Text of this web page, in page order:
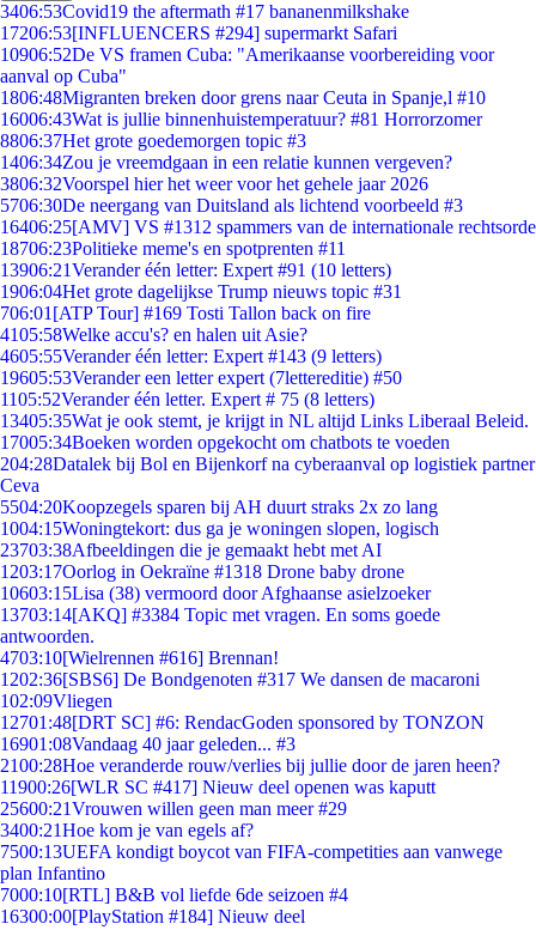
3406:53Covid19 the aftermath #17 bananenmilkshake
17206:53[INFLUENCERS #294] supermarkt Safari
10906:52De VS framen Cuba: "Amerikaanse voorbereiding voor
aanval op Cuba"
1806:48Migranten breken door grens naar Ceuta in Spanje,l #10
16006:43Wat is jullie binnenhuistemperatuur? #81 Horrorzomer
8806:37Het grote goedemorgen topic #3
1406:34Zou je vreemdgaan in een relatie kunnen vergeven?
3806:32Voorspel hier het weer voor het gehele jaar 2026
5706:30De neergang van Duitsland als lichtend voorbeeld #3
16406:25[AMV] VS #1312 spammers van de internationale rechtsorde
18706:23Politieke meme's en spotprenten #11
13906:21Verander één letter: Expert #91 (10 letters)
1906:04Het grote dagelijkse Trump nieuws topic #31
706:01 [ATP Tour] #169 Tosti Tallon back on fire
4105:58Welke accu's? en halen uit Asie?
4605:55Verander één letter: Expert #143 (9 letters)
19605:53Verander een letter expert (7lettereditie) #50
1105:52Verander één letter. Expert # 75 (8 letters)
13405:35Wat je ook stemt, je krijgt in NL altijd Links Liberaal Beleid.
17005:34Boeken worden opgekocht om chatbots te voeden
204:28Datalek bij Bol en Bijenkorf na cyberaanval op logistiek partner
Ceva
5504:20Koopzegels sparen bij AH duurt straks 2x zo lang
1004:15Woningtekort: dus ga je woningen slopen, logisch
23703:38Afbeeldingen die je gemaakt hebt met AI
1203:17Oorlog in Oekraïne #1318 Drone baby drone
10603:15Lisa (38) vermoord door Afghaanse asielzoeker
13703:14[AKQ] #3384 Topic met vragen. En soms goede
antwoorden.
4703:10[Wielrennen #616] Brennan!
1202:36[SBS6] De Bondgenoten #317 We dansen de macaroni
102:09Vliegen
12701:48[DRT SC] #6: RendacGoden sponsored by TONZON
16901:08Vandaag 40 jaar geleden... #3
2100:28Hoe veranderde rouw/verlies bij jullie door de jaren heen?
11900:26[WLR SC #417] Nieuw deel openen was kaputt
25600:21Vrouwen willen geen man meer #29
3400:21Hoe kom je van egels af?
7500:13UEFA kondigt boycot van FIFA-competities aan vanwege
plan Infantino
7000:10[RTL] B&B vol liefde 6de seizoen #4
16300:00[PlayStation #184] Nieuw deel